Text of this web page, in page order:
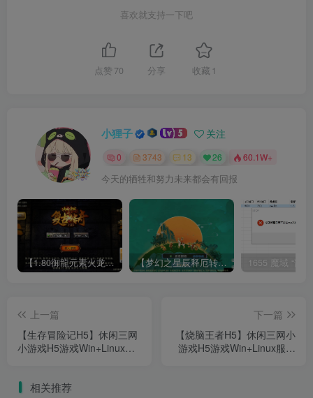
喜欢就支持一下吧
点赞 70 分享 收藏 1
小狸子 关注
0 3743 13 26 60.1W+
今天的牺牲和努力未来都会有回报
【1.80御龍元素火龙[摸摸登陆器]】战神引擎WIN服务端+GM工具+充值后台+双端+架设教程 【梦幻之星辰释厄转尊享挂机版】MT3换皮梦幻西游Linux服务端+GM后台+双端+源码+架设教程
上一篇
【生存冒险记H5】休闲三网
小游戏H5游戏Win+Linux服
下一篇
【烧脑王者H5】休闲三网小
游戏H5游戏Win+Linux服务
相关推荐